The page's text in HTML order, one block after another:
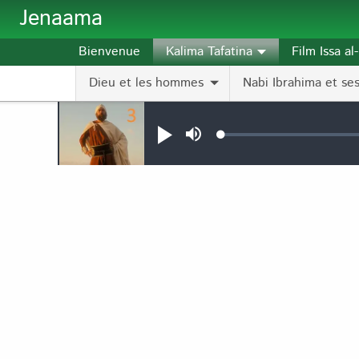
Aller au contenu principal
Jenaama
Bienvenue
Kalima Tafatina
Dieu et les hommes
Nabi Ibrahima et
Film Issa
Audio file
JouerSourdineLoaded: